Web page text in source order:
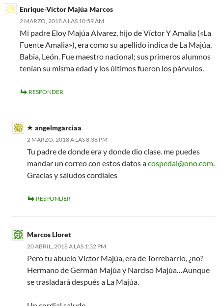
Enrique-Víctor Majúa Marcos
2 MARZO, 2018 A LAS 10:59 AM
Mi padre Eloy Majúa Alvarez, hijo de Víctor Y Amalia («La
Fuente Amalia»), era como su apellido indica de La Majúa,
Babia, León. Fue maestro nacional; sus primeros alumnos
tenían su misma edad y los últimos fueron los párvulos.
RESPONDER
angelmgarciaa
2 MARZO, 2018 A LAS 8:38 PM
Tu padre de donde era y donde dio clase. me puedes
mandar un correo con estos datos acospedal@ono.com.
Gracias y saludos cordiales
RESPONDER
Marcos Lloret
20 ABRIL, 2018 A LAS 1:32 PM
Pero tu abuelo Victor Majúa, era de Torrebarrio, ¿no?
Hermano de Germán Majúa y Narciso Majúa…Aunque
se trasladará después a La Majúa.